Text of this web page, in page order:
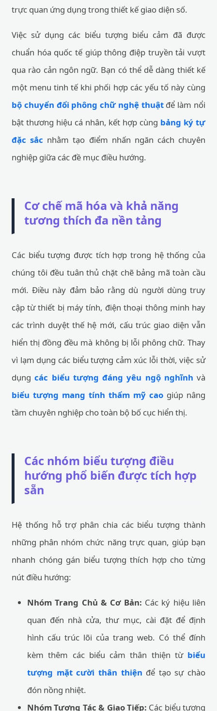
trực quan ứng dụng trong thiết kế giao diện số.
Việc sử dụng các biểu tượng biểu cảm đã được
chuẩn hóa quốc tế giúp thông điệp truyền tải vượt
qua rào cản ngôn ngữ. Bạn có thể dễ dàng thiết kế
một menu tinh tế khi phối hợp các yếu tố này cùng
bộ chuyển đổi phông chữ nghệ thuậtđể làm nổi
bật thương hiệu cá nhân, kết hợp cùng bảng ký tự
đặc sắc nhằm tạo điểm nhấn ngăn cách chuyên
nghiệp giữa các đề mục điều hướng.
Cơ chế mã hóa và khả năng
tương thích đa nền tảng
Các biểu tượng được tích hợp trong hệ thống của
chúng tôi đều tuân thủ chặt chẽ bảng mã toàn cầu
mới. Điều này đảm bảo rằng dù người dùng truy
cập từ thiết bị máy tính, điện thoại thông minh hay
các trình duyệt thế hệ mới, cấu trúc giao diện vẫn
hiển thị đồng đều mà không bị lỗi phông chữ. Thay
vì lạm dụng các biểu tượng cảm xúc lỗi thời, việc sử
dụngcác biểu tượng đáng yêu ngộ nghĩnh và
biểu tượng mang tính thẩm mỹ cao giúp nâng
tầm chuyên nghiệp cho toàn bộ bố cục hiển thị.
Các nhóm biểu tượng điều
hướng phổ biến được tích hợp
sẵn
Hệ thống hỗ trợ phân chia các biểu tượng thành
những phân nhóm chức năng trực quan, giúp bạn
nhanh chóng gán biểu tượng thích hợp cho từng
nút điều hướng:
Nhóm Trang Chủ & Cơ Bản: Các ký hiệu liên
quan đến nhà cửa, thư mục, cài đặt để định
hình cấu trúc lõi của trang web. Có thể đính
kèm thêm các biểu cảm thân thiện từ biểu
tượng mặt cười thân thiện để tạo sự chào
đón nồng nhiệt.
Nhóm Tương Tác & Giao Tiếp: Các biểu tượng